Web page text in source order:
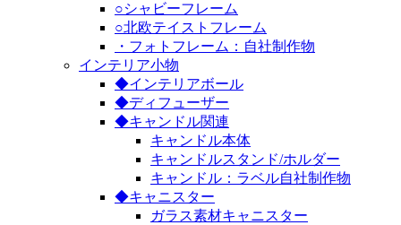
○シャビーフレーム
○北欧テイストフレーム
・フォトフレーム：自社制作物
インテリア小物
◆インテリアボール
◆ディフューザー
◆キャンドル関連
キャンドル本体
キャンドルスタンド/ホルダー
キャンドル：ラベル自社制作物
◆キャニスター
ガラス素材キャニスター